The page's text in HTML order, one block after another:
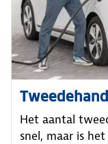
Het aantal
snel, maar is